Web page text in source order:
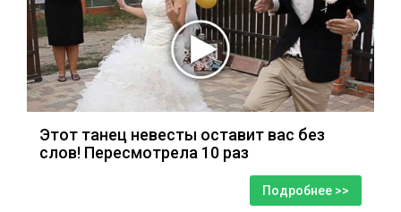
Этот танец невесты оставит вас без
слов! Пересмотрела 10 раз
Подробнее >>